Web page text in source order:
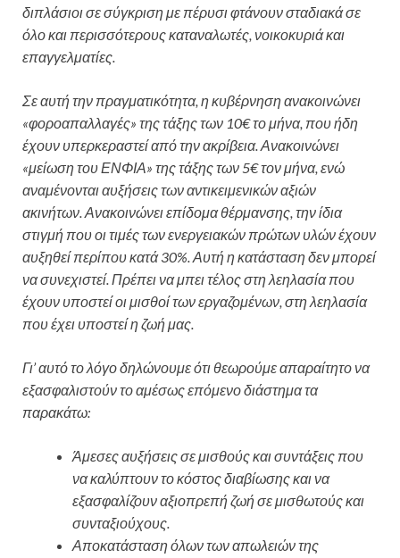
διπλάσιοι σε σύγκριση με πέρυσι φτάνουν σταδιακά σε
όλο και περισσότερους καταναλωτές, νοικοκυριά και
επαγγελματίες.
Σε αυτή την πραγματικότητα, η κυβέρνηση ανακοινώνει
«φοροαπαλλαγές» της τάξης των 10€ το μήνα, που ήδη
έχουν υπερκεραστεί από την ακρίβεια. Ανακοινώνει
«μείωση του ΕΝΦΙΑ» της τάξης των 5€ τον μήνα, ενώ
αναμένονται αυξήσεις των αντικειμενικών αξιών
ακινήτων. Ανακοινώνει επίδομα θέρμανσης, την ίδια
στιγμή που οι τιμές των ενεργειακών πρώτων υλών έχουν
αυξηθεί περίπου κατά 30%. Αυτή η κατάσταση δεν μπορεί
να συνεχιστεί. Πρέπει να μπει τέλος στη λεηλασία που
έχουν υποστεί οι μισθοί των εργαζομένων, στη λεηλασία
που έχει υποστεί η ζωή μας.
Γι’ αυτό το λόγο δηλώνουμε ότι θεωρούμε απαραίτητο να
εξασφαλιστούν το αμέσως επόμενο διάστημα τα
παρακάτω:
Άμεσες αυξήσεις σε μισθούς και συντάξεις που
να καλύπτουν το κόστος διαβίωσης και να
εξασφαλίζουν αξιοπρεπή ζωή σε μισθωτούς και
συνταξιούχους.
Αποκατάσταση όλων των απωλειών της